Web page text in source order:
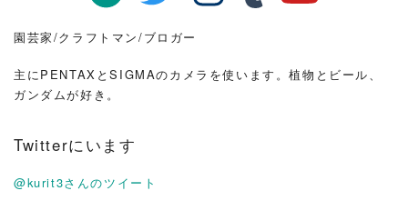
園芸家/クラフトマン/ブロガー
主にPENTAXとSIGMAのカメラを使います。植物とビール、
ガンダムが好き。
Twitterにいます
@kurit3さんのツイート